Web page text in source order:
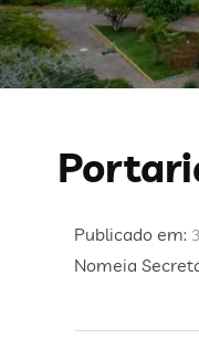
Publicado em:
Nomeia